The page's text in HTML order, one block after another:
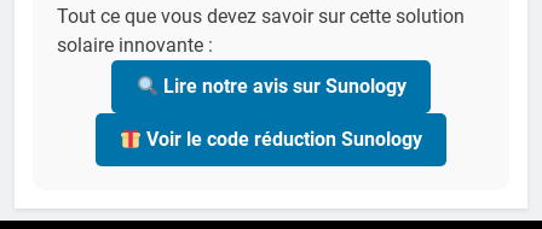
Tout ce que vous devez savoir sur cette solution
solaire innovante :
Lire notre avis sur Sunology
Voir le code réduction Sunology